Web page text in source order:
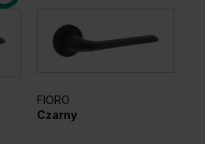
FIORO
Czarny